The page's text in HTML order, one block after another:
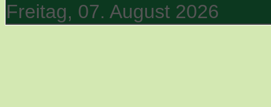
Freitag, 07. August 2026